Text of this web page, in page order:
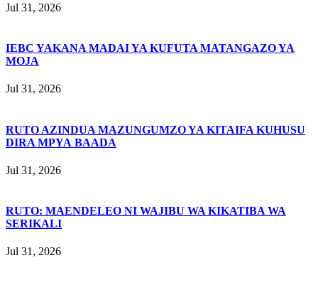
Jul 31, 2026
IEBC YAKANA MADAI YA KUFUTA MATANGAZO YA
MOJA
Jul 31, 2026
RUTO AZINDUA MAZUNGUMZO YA KITAIFA KUHUSU
DIRA MPYA BAADA
Jul 31, 2026
RUTO: MAENDELEO NI WAJIBU WA KIKATIBA WA
SERIKALI
Jul 31, 2026